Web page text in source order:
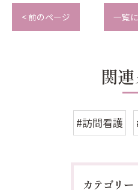
< 前のページ 一覧
関
#訪問看護
カテゴリー